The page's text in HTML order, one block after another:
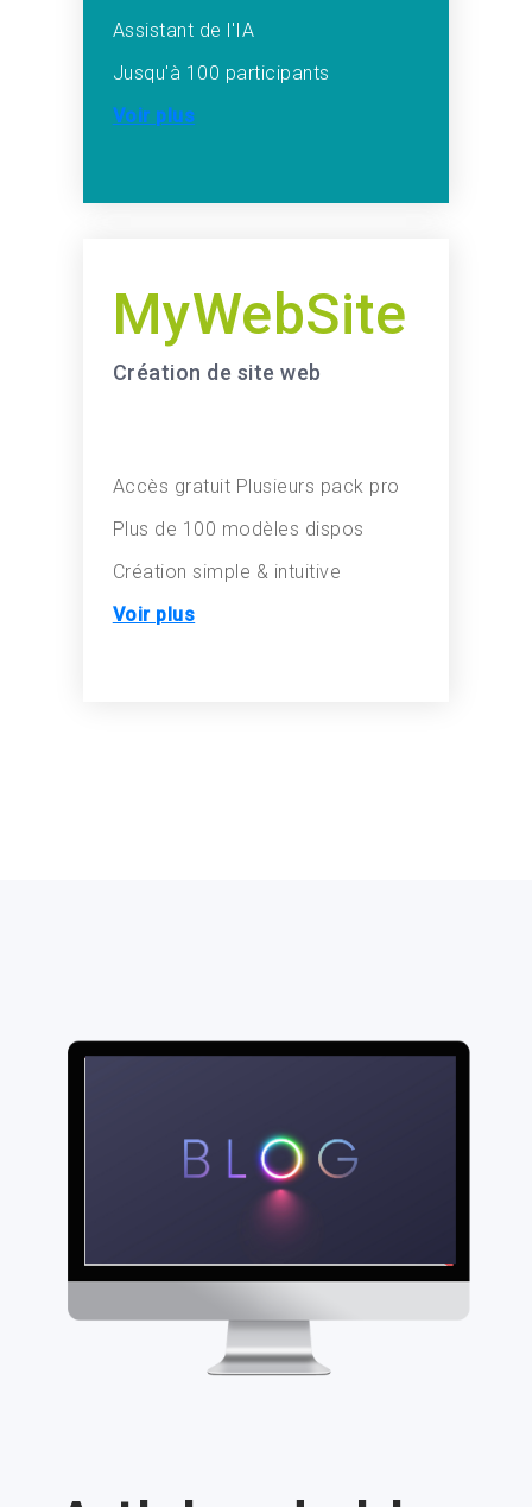
Assistant de l'IA
Jusqu'à 100 participants
Voir plus
MyWebSite
Création de site web
Accès gratuit Plusieurs pack pro
Plus de 100 modèles dispos
Création simple & intuitive
Voir plus